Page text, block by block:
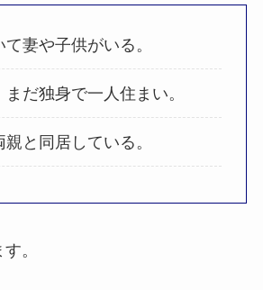
妻や子供がいる。
だ独身で一人住まい。
親と同居している。
。